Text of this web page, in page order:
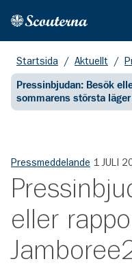
Hem
Startsida / Aktuellt /
Pressinbjudan: Besök
sommarens största
Pressmeddelande 1 JULI
eller